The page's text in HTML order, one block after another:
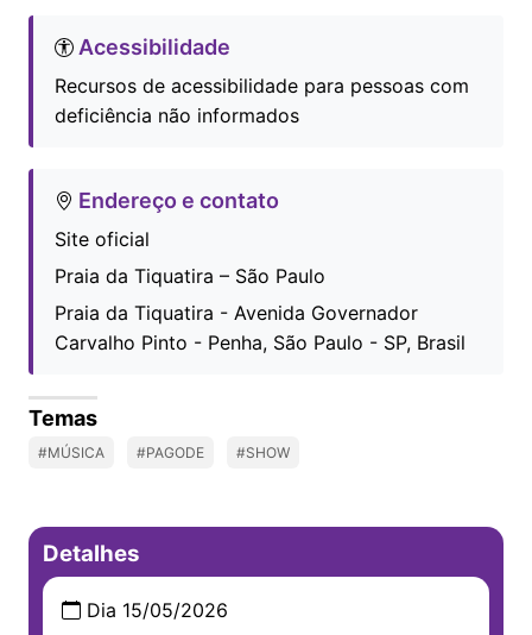
Acessibilidade
Recursos de acessibilidade para pessoas com
deficiência não informados
Endereço e contato
Site oficial
Praia da Tiquatira – São Paulo
Praia da Tiquatira - Avenida Governador
Carvalho Pinto - Penha, São Paulo - SP, Brasil
Temas
#MÚSICA #PAGODE #SHOW
Detalhes
Dia 15/05/2026